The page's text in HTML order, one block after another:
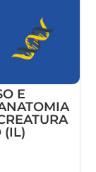
E
(IL)